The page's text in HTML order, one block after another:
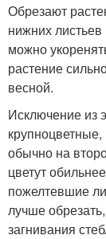
Обрезают
нижних
можно
растение
весной.
Исключение из
обычно на
цветут
пожелтевшие
лучше
загнивания